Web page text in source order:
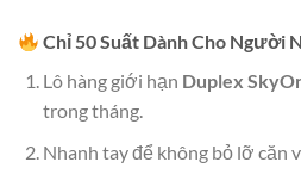
Chỉ 50 Suất Dành Cho Người
Lô hàng giới hạn Duplex
trong tháng.
Nhanh tay để không bỏ lỡ căn